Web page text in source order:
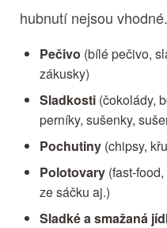
hubnutí nejsou vhodné.
Pečivo (bílé pečivo,
zákusky)
Sladkosti (čokolády,
perníky, sušenky,
Pochutiny (chipsy,
Polotovary (fast-
ze sáčku aj.)
Sladké a smažaná